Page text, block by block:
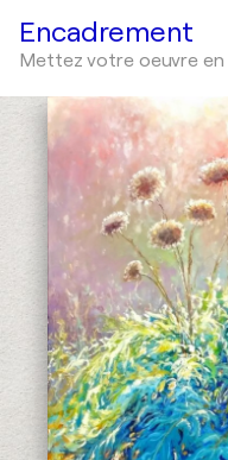
Encadrement
Mettez votre oeuvre en